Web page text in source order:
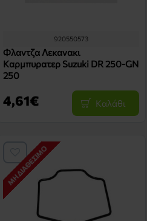
920550573
Φλαντζα Λεκανακι
Καρμπυρατερ Suzuki DR 250-GN
250
4,61€ Καλάθι
ΜΗ ΔΙΑΘΈΣΙΜΟ